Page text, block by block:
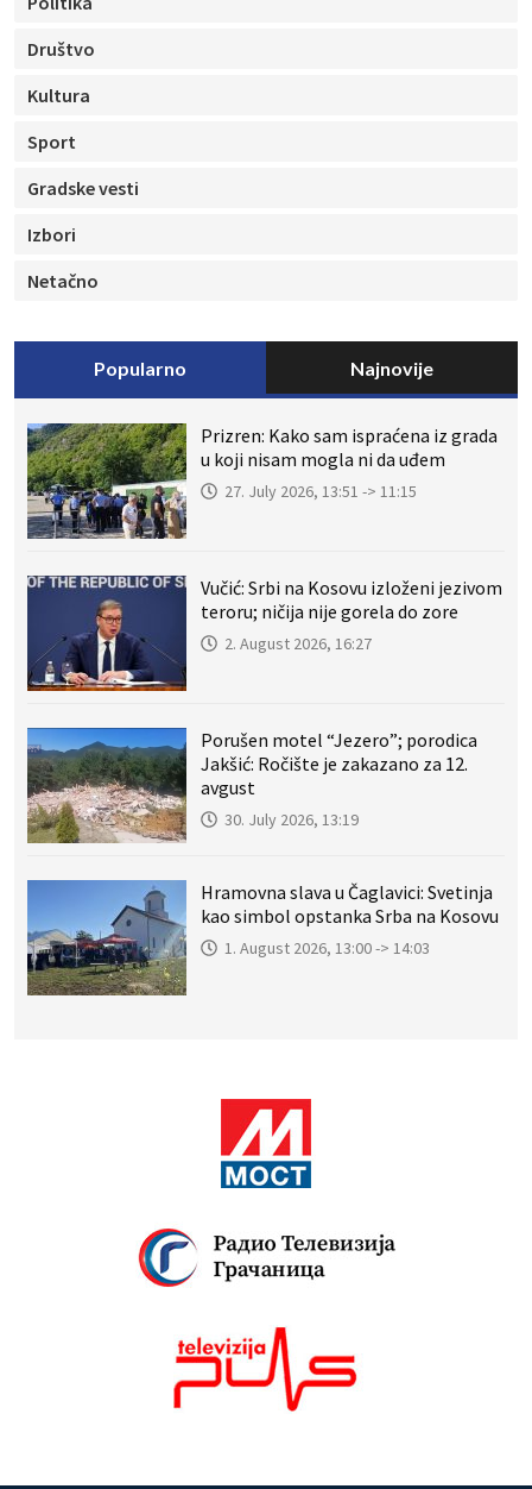
Društvo
Kultura
Sport
Gradske vesti
Izbori
Netačno
Popularno Najnovije
Prizren: Kako sam ispraćena iz grada
u koji nisam mogla ni da uđem
27. July 2026, 13:51 -> 11:15
Vučić: Srbi na Kosovu izloženi jezivom
teroru; ničija nije gorela do zore
2. August 2026, 16:27
Porušen motel “Jezero”; porodica
Jakšić: Ročište je zakazano za 12.
avgust
30. July 2026, 13:19
Hramovna slava u Čaglavici: Svetinja
kao simbol opstanka Srba na Kosovu
1. August 2026, 13:00 -> 14:03